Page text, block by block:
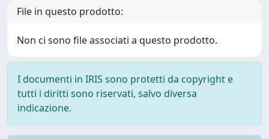
File in questo prodotto:
Non ci sono file associati a questo prodotto.
I documenti in IRIS sono protetti da copyright e
tutti i diritti sono riservati, salvo diversa
indicazione.